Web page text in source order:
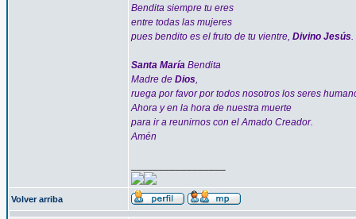
Bendita siempre tu eres
entre todas las mujeres
pues bendito es el fruto de tu vientre, Divino Jesús.
Santa María Bendita
Madre de Dios,
ruega por favor por todos nosotros los seres
Ahora y en la hora de nuestra muerte
para ir a reunirnos con el Amado Creador.
Amén
Volver arriba